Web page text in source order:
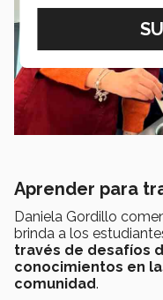
Aprender para
Daniela Gordillo
brinda a los
través de desafíos
conocimientos en
comunidad.